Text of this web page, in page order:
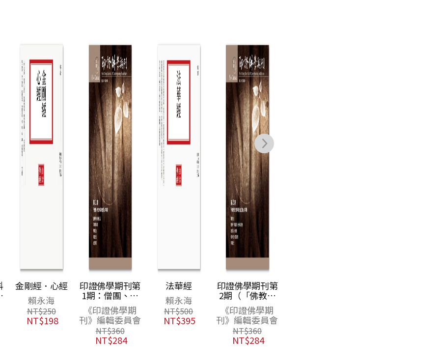
．心經
永海
198
印證佛學期刊第
1期：僧團、性
別與教育特輯
《印證佛學期
刊》編輯委員會
284
法華經
賴永海
NT$
NT$ 395
印證佛學期刊第
2期（「佛教思
想與社會正義」
特輯）
《印證佛學期
刊》編輯委員會
284
夏多的圖解手相
〔你的人生使用
說明書〕【限量
贈品組】有貼有
保佑開運貼紙＋
快速識人攻略手
冊：用掌紋分析
8大運勢，讓你
一眼就能看透感
情、財富甚至是
未來！
手相夏多